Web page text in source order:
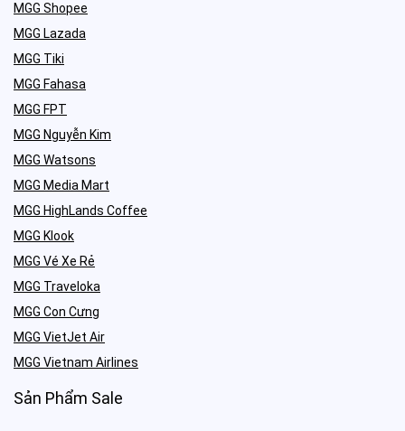
MGG Shopee
MGG Lazada
MGG Tiki
MGG Fahasa
MGG FPT
MGG Nguyễn Kim
MGG Watsons
MGG Media Mart
MGG HighLands Coffee
MGG Klook
MGG Vé Xe Rẻ
MGG Traveloka
MGG Con Cưng
MGG VietJet Air
MGG Vietnam Airlines
Sản Phẩm Sale